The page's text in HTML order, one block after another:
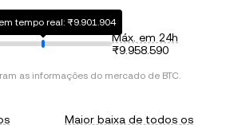
tempo real: ₨9.901.904
Máx. em 24h
₨9.958.590
as informações do mercado de BTC.
Maior baixa de todos os